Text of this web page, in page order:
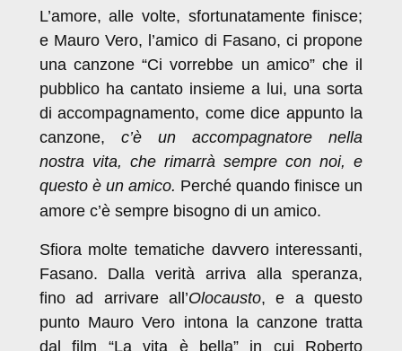
L’amore, alle volte, sfortunatamente finisce;
e Mauro Vero, l’amico di Fasano, ci propone
una canzone “Ci vorrebbe un amico” che il
pubblico ha cantato insieme a lui, una sorta
di accompagnamento, come dice appunto la
canzone, c’è un accompagnatore nella
nostra vita, che rimarrà sempre con noi, e
questo è un amico. Perché quando finisce un
amore c’è sempre bisogno di un amico.
Sfiora molte tematiche davvero interessanti,
Fasano. Dalla verità arriva alla speranza,
fino ad arrivare all’Olocausto, e a questo
punto Mauro Vero intona la canzone tratta
dal film “La vita è bella” in cui Roberto